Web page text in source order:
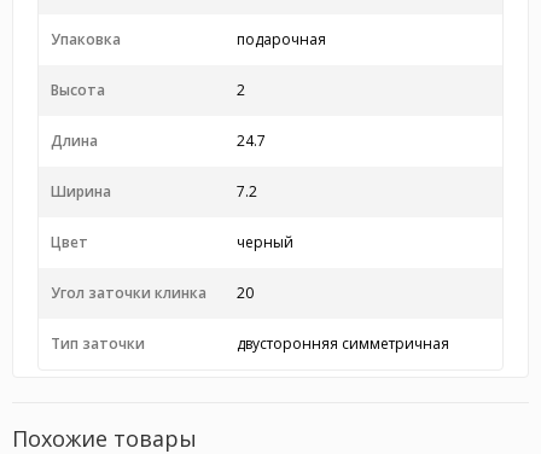
Упаковка подарочная
Высота 2
Длина 24.7
Ширина 7.2
Цвет черный
Угол заточки клинка 20
Тип заточки двусторонняя симметричная
Похожие товары